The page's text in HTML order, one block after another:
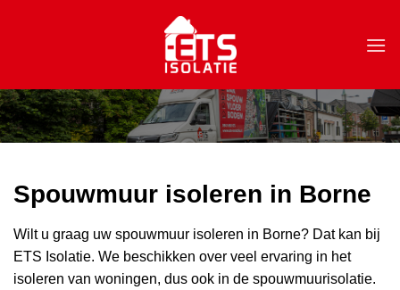
Spouwmuur isoleren in Borne
Wilt u graag uw spouwmuur isoleren in Borne? Dat kan bij
ETS Isolatie. We beschikken over veel ervaring in het
isoleren van woningen, dus ook in de spouwmuurisolatie.